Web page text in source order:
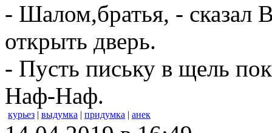
- Шалом,братья, - сказал
открыть дверь.
- Пусть письку в щель
Наф-Наф.
курьез | выдумка | придумка | анек